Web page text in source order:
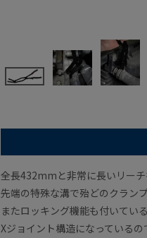
全長432mmと非常に長いリー
先端の特殊な溝で殆どのクラン
またロッキング機能も付いてい
Xジョイント構造になっている